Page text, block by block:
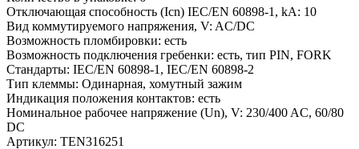
Отключающая способность (Icn) IEC/EN 60898-1, kA: 10
Вид коммутируемого напряжения, V: AC/DC
Возможность пломбировки: есть
Возможность подключения гребенки: есть, тип PIN, FORK
Стандарты: IEC/EN 60898-1, IEC/EN 60898-2
Тип клеммы: Одинарная, хомутный зажим
Индикация положения контактов: есть
Номинальное рабочее напряжение (Un), V: 230/400 AC, 60/80
DC
Артикул: TEN316251